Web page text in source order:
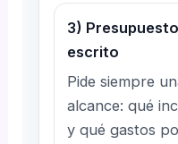
3)
escrito
Pide siempre
alcance: qué
y qué gastos